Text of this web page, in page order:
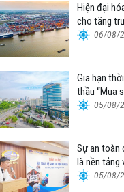
Hiện đại
cho tăng
06/08/
Gia hạn
thầu “Mua
container
05/08/
Sự an toàn
là nền tảng
của Cảng
05/08/